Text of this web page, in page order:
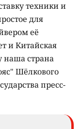
техники и
для
её
и Китайская
наша страна
Шёлкового
пресс-